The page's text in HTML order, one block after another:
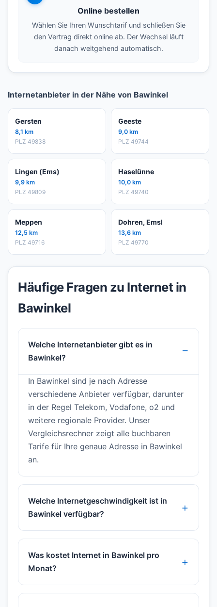
Online bestellen
Wählen Sie Ihren Wunschtarif und schließen Sie
den Vertrag direkt online ab. Der Wechsel läuft
danach weitgehend automatisch.
Internetanbieter in der Nähe von Bawinkel
Gersten
8,1 km
PLZ 49838
Geeste
9,0 km
PLZ 49744
Lingen (Ems)
9,9 km
PLZ 49809
Haselünne
10,0 km
PLZ 49740
Meppen
12,5 km
PLZ 49716
Dohren, Emsl
13,6 km
PLZ 49770
Häufige Fragen zu Internet in
Bawinkel
Welche Internetanbieter gibt es in
Bawinkel?
In Bawinkel sind je nach Adresse
verschiedene Anbieter verfügbar, darunter
in der Regel Telekom, Vodafone, o2 und
weitere regionale Provider. Unser
Vergleichsrechner zeigt alle buchbaren
Tarife für Ihre genaue Adresse in Bawinkel
an.
Welche Internetgeschwindigkeit ist in
Bawinkel verfügbar?
Was kostet Internet in Bawinkel pro
Monat?